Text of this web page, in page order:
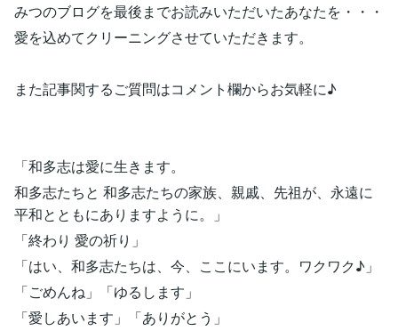
みつのブログを最後までお読みいただいたあなたを・・・
愛を込めてクリーニングさせていただきます。
また記事関するご質問はコメント欄からお気軽に♪
「和多志は愛に生きます。
和多志たちと 和多志たちの家族、親戚、先祖が、永遠に
平和とともにありますように。」
「終わり 愛の祈り」
「はい、和多志たちは、今、ここにいます。ワクワク♪」
「ごめんね」「ゆるします」
「愛しあいます」「ありがとう」